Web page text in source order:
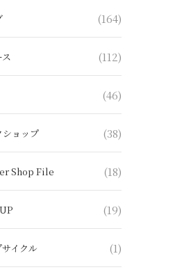
アウトレット(164)
(112)
(46)
ショップ (38)
Shop File (18)
(19)
サイクル (1)